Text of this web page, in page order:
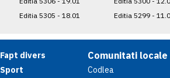
Editia 5305 - 18.01
Editia 5299 -
Fapt divers
Sport
Comunitati locale
Codlea